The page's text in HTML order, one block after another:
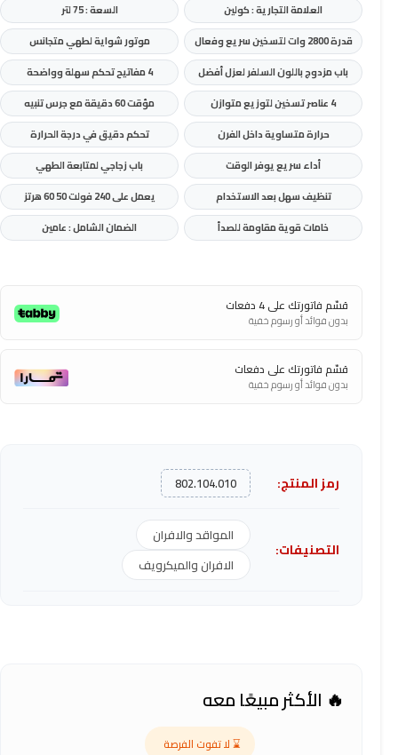
العلامة التجارية : كولين
السعة : 75 لتر
قدرة 2800 وات لتسخين سريع وفعال
موتور شواية لطهي متجانس
باب مزدوج باللون السلفر لعزل أفضل
4 مفاتيح تحكم سهلة وواضحة
4 عناصر تسخين لتوزيع متوازن
مؤقت 60 دقيقة مع جرس تنبيه
حرارة متساوية داخل الفرن
تحكم دقيق في درجة الحرارة
أداء سريع يوفر الوقت
باب زجاجي لمتابعة الطهي
تنظيف سهل بعد الاستخدام
يعمل على 240 فولت 50 60 هرتز
خامات قوية مقاومة للصدأ
الضمان الشامل : عامين
قسّم فاتورتك على 4 دفعات
بدون فوائد أو رسوم خفية
قسّم فاتورتك على دفعات
بدون فوائد أو رسوم خفية
رمز المنتج: 802.104.010
التصنيفات:
المواقد والافران
الافران والميكرويف
🔥 الأكثر مبيعًا معه
⌛ لا تفوت الفرصة